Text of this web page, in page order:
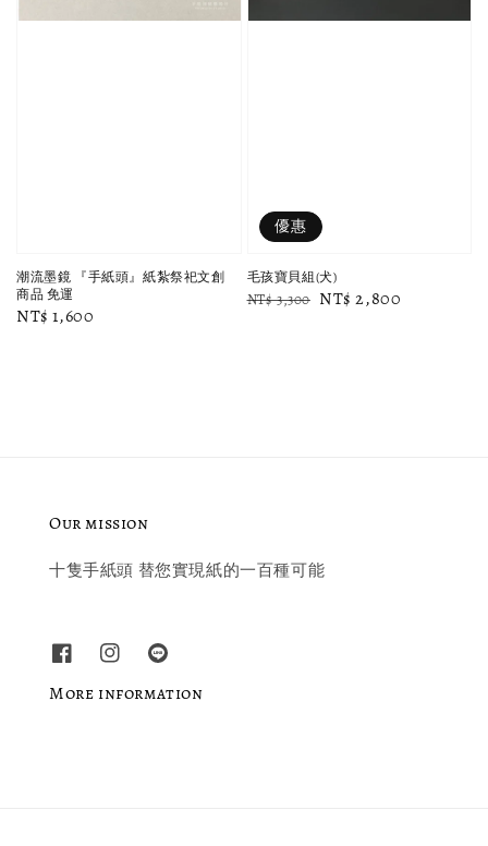
潮流墨鏡 『手紙頭』紙紮祭祀文創
商品 免運
Regular
NT$ 1,600
優惠
毛孩寶貝組(犬)
Regular
NT$ 3,300 Sale
NT$ 2,800
Our mission
十隻手紙頭 替您實現紙的一百種可能
More information